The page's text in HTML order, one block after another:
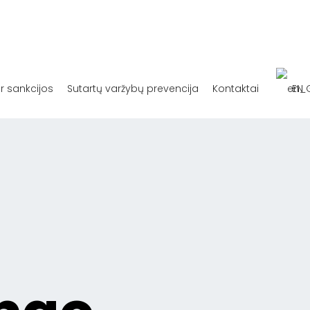
sankcijos Sutartų varžybų prevencija Kontaktai EN